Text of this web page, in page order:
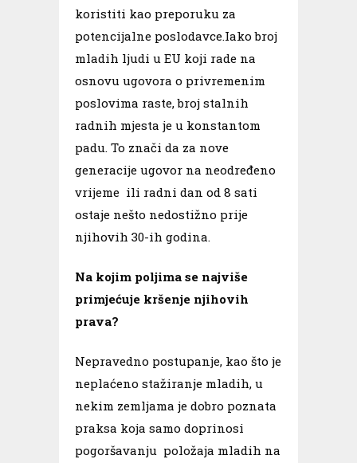
koristiti kao preporuku za
potencijalne poslodavce.Iako broj
mladih ljudi u EU koji rade na
osnovu ugovora o privremenim
poslovima raste, broj stalnih
radnih mjesta je u konstantom
padu. To znači da za nove
generacije ugovor na neodređeno
vrijeme ili radni dan od 8 sati
ostaje nešto nedostižno prije
njihovih 30-ih godina.
Na kojim poljima se najviše
primjećuje kršenje njihovih
prava?
Nepravedno postupanje, kao što je
neplaćeno stažiranje mladih, u
nekim zemljama je dobro poznata
praksa koja samo doprinosi
pogoršavanju položaja mladih na